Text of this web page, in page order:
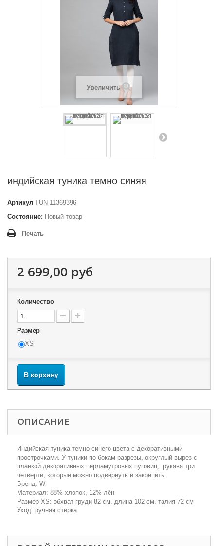
Увеличить
индийская туника темно синяя
Артикул TUN-11369396
Состояние: Новый товар
Печать
2 699,00 руб
Количество
Размер
XS
В корзину
ОПИСАНИЕ
Индийская туника темно синего цвета с декоративными
прострочками. У туники по бокам разрезы, округлый вырез с
планкой декоративных перламутровых пуговиц, рукава три
четверти, которые можно подвернуть и закрепить.
Бренд: W
Материал: 88% хлопок, 12% лён
Размер XS: обхват груди 82 см, длина 102 см, талия 72 см
Уход: ручная стирка